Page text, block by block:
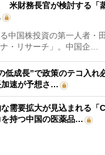
米財務長官が検討する「
中国株投資の第一人者・
・リサーチ」。中国企…
低成長”で政策のテコ入
加速が予想さ…
需要拡大が見込まれる「
持つ中国の医薬品…